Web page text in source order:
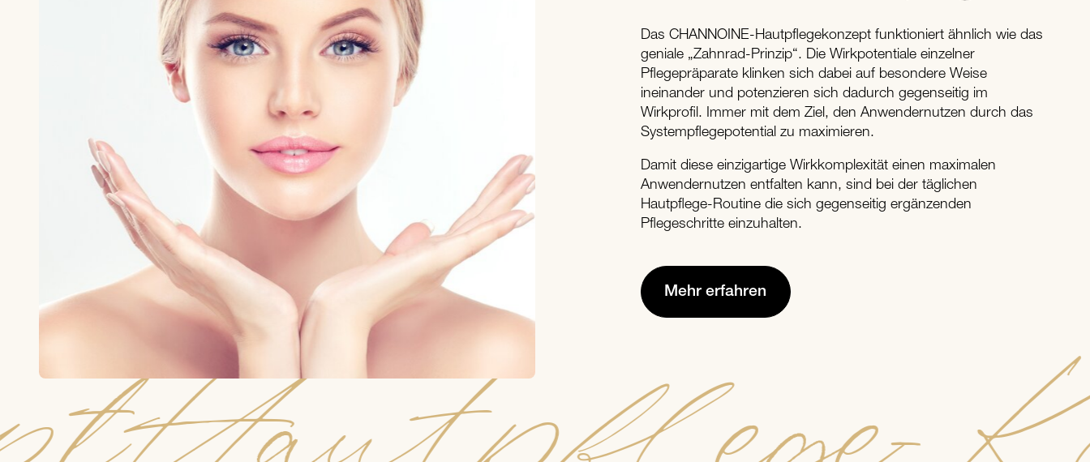
Das CHANNOINE-Hautpflegekonzept funktioniert ähnlich wie das
geniale „Zahnrad-Prinzip“. Die Wirkpotentiale einzelner
Pflegepräparate klinken sich dabei auf besondere Weise
ineinander und potenzieren sich dadurch gegenseitig im
Wirkprofil. Immer mit dem Ziel, den Anwendernutzen durch das
Systempflegepotential zu maximieren.
Damit diese einzigartige Wirkkomplexität einen maximalen
Anwendernutzen entfalten kann, sind bei der täglichen
Hautpflege-Routine die sich gegenseitig ergänzenden
Pflegeschritte einzuhalten.
Mehr erfahren